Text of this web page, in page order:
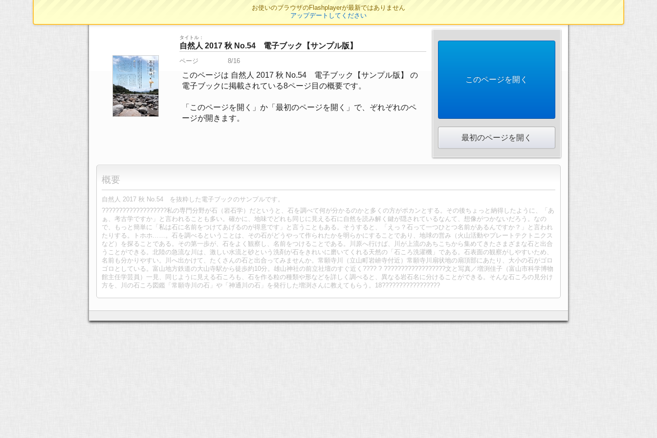
タイトル：
自然人 2017 秋 No.54 電子ブック【サンプル版】
ページ 8/16
このページは 自然人 2017 秋 No.54 電子ブック【サンプル版】 の
電子ブックに掲載されている8ページ目の概要です。
「このページを開く」か「最初のページを開く」で、ぞれぞれのペ
ージが開きます。
このページを開く
最初のページを開く
概要
自然人 2017 秋 No.54 を抜粋した電子ブックのサンプルです。
???????????????????私の専門分野が石（岩石学）だというと、石を調べて何が分かるのかと多くの方がポカンとする。その後ちょっと納得したように、「あ
ぁ、考古学ですか」と言われることも多い。確かに、地味でどれも同じに見える石に自然を読み解く鍵が隠されているなんて、想像がつかないだろう。なの
で、もっと簡単に「私は石に名前をつけてあげるのが得意です」と言うこともある。そうすると、「えっ？石って一つひとつ名前があるんですか？」と言われ
たりする。トホホ……。石を調べるということは、その石がどうやって作られたかを明らかにすることであり、地球の営み（火山活動やプレートテクトニクス
など）を探ることである。その第一歩が、石をよく観察し、名前をつけることである。川原へ行けば、川が上流のあちこちから集めてきたさまざまな石と出合
うことができる。北陸の急流な川は、激しい水流と砂という洗剤が石をきれいに磨いてくれる天然の「石ころ洗濯機」である。石表面の観察がしやすいため、
名前も分かりやすい。川へ出かけて、たくさんの石と出合ってみませんか。常願寺川（立山町岩峅寺付近）常願寺川扇状地の扇頂部にあたり、大小の石がゴロ
ゴロとしている。富山地方鉄道の大山寺駅から徒歩約10分。雄山神社の前立社壇のすぐ近く???? ? ??????????????????文と写真／増渕佳子（富山市科学博物
館主任学芸員）一見、同じように見える石ころも、石を作る粒の種類や形などを詳しく調べると、異なる岩石名に分けることができる。そんな石ころの見分け
方を、川の石ころ図鑑「常願寺川の石」や「神通川の石」を発行した増渕さんに教えてもらう。18?????????????????
お使いのブラウザのFlashplayerが最新ではありません
アップデートしてください